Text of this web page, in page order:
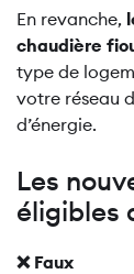
En revanche,
chaudière
type de
votre réseau
d’énergie.
Les
éligibles
❌ Faux